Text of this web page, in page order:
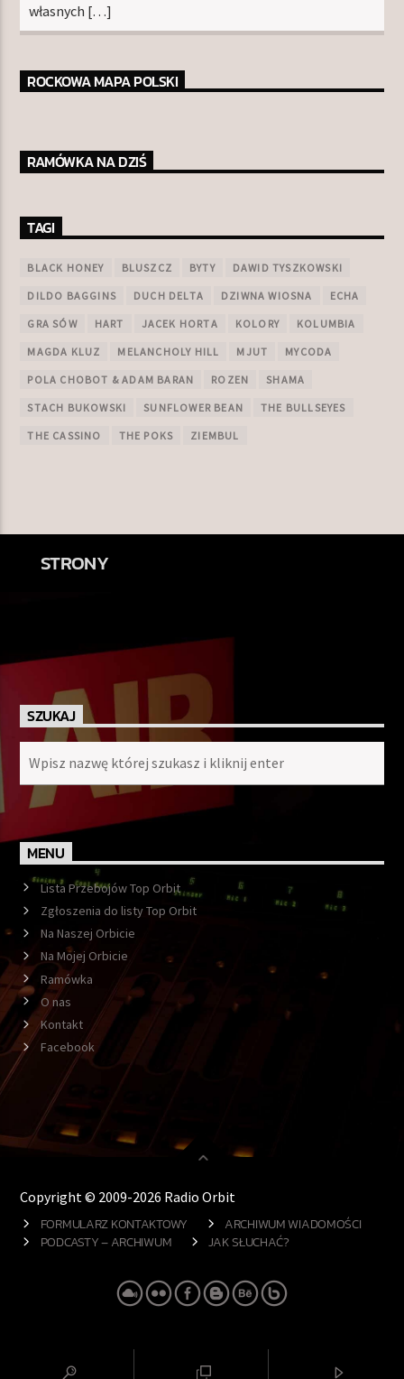
własnych […]
ROCKOWA MAPA POLSKI
RAMÓWKA NA DZIŚ
TAGI
BLACK HONEY BLUSZCZ BYTY DAWID TYSZKOWSKI
DILDO BAGGINS DUCH DELTA DZIWNA WIOSNA ECHA
GRA SÓW HART JACEK HORTA KOLORY KOLUMBIA
MAGDA KLUZ MELANCHOLY HILL MJUT MYCODA
POLA CHOBOT & ADAM BARAN ROZEN SHAMA
STACH BUKOWSKI SUNFLOWER BEAN THE BULLSEYES
THE CASSINO THE POKS ZIEMBUL
STRONY
SZUKAJ
MENU
Lista Przebojów Top Orbit
Zgłoszenia do listy Top Orbit
Na Naszej Orbicie
Na Mojej Orbicie
Ramówka
O nas
Kontakt
Facebook
Copyright © 2009-2026 Radio Orbit
FORMULARZ KONTAKTOWY
ARCHIWUM WIADOMOŚCI
PODCASTY – ARCHIWUM
JAK SŁUCHAĆ?